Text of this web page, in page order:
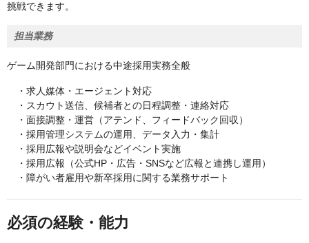
挑戦できます。
担当業務
ゲーム開発部門における中途採用実務全般
・求人媒体・エージェント対応
・スカウト送信、候補者との日程調整・連絡対応
・面接調整・運営（アテンド、フィードバック回収）
・採用管理システムの運用、データ入力・集計
・採用広報や説明会などイベント実施
・採用広報（公式HP・広告・SNSなど広報と連携し運用）
・障がい者雇用や新卒採用に関する業務サポート
必須の経験・能力